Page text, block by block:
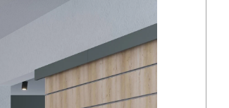
ДСП у світлих відтінках з
торгове навантаження без
— металева профільна
кольорі. Перфоровані панелі
з технологічними отворами